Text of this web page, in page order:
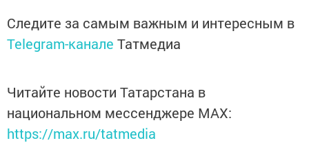
Следите за самым важным и интересным в
Telegram-канале Татмедиа
Читайте новости Татарстана в
национальном мессенджере MАХ:
https://max.ru/tatmedia